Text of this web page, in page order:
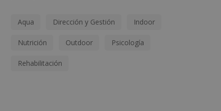
Aqua Dirección y Gestión Indoor
Nutrición Outdoor Psicología
Rehabilitación